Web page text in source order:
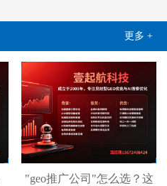
更多 +
"geo推广公司"怎么选？这